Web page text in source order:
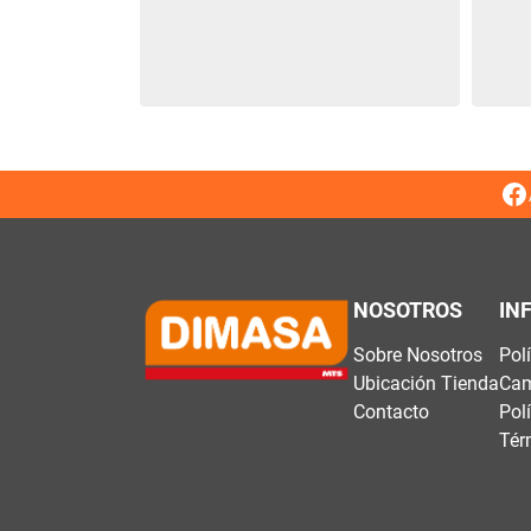
NOSOTROS
Sobre Nosotros
Ubicación Tienda
Contacto